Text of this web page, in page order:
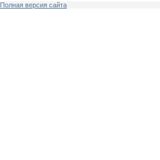
Полная версия сайта